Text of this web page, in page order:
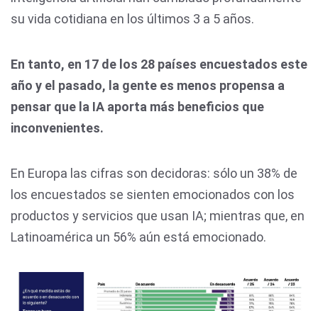
su vida cotidiana en los últimos 3 a 5 años.
En tanto, en 17 de los 28 países encuestados este
año y el pasado, la gente es menos propensa a
pensar que la IA aporta más beneficios que
inconvenientes.
En Europa las cifras son decidoras: sólo un 38% de
los encuestados se sienten emocionados con los
productos y servicios que usan IA; mientras que, en
Latinoamérica un 56% aún está emocionado.